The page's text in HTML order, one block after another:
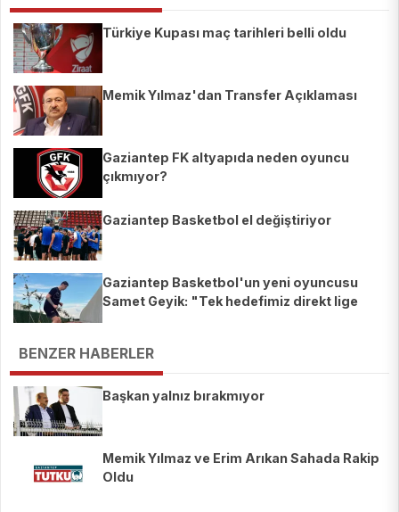
Türkiye Kupası maç tarihleri belli oldu
Memik Yılmaz'dan Transfer Açıklaması
Gaziantep FK altyapıda neden oyuncu
çıkmıyor?
Gaziantep Basketbol el değiştiriyor
Gaziantep Basketbol'un yeni oyuncusu
Samet Geyik: "Tek hedefimiz direkt lige
BENZER HABERLER
Başkan yalnız bırakmıyor
Memik Yılmaz ve Erim Arıkan Sahada Rakip
Oldu